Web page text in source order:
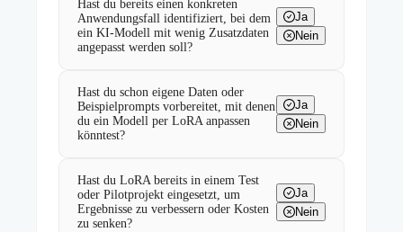
Hast du bereits einen konkreten
Anwendungsfall identifiziert, bei dem
ein KI-Modell mit wenig Zusatzdaten
angepasst werden soll?
Ja
Nein
Hast du schon eigene Daten oder
Beispielprompts vorbereitet, mit denen
du ein Modell per LoRA anpassen
könntest?
Ja
Nein
Hast du LoRA bereits in einem Test
oder Pilotprojekt eingesetzt, um
Ergebnisse zu verbessern oder Kosten
zu senken?
Ja
Nein